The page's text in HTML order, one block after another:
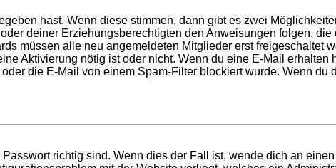
hast. Wenn diese stimmen, dann gibt es zwei
deiner Erziehungsberechtigten den Anweisungen folgen,
müssen alle neu angemeldeten Mitglieder erst freigeschaltet
Aktivierung nötig ist oder nicht. Wenn du eine E-Mail erhalten
die E-Mail von einem Spam-Filter blockiert wurde. Wenn du
richtig sind. Wenn dies der Fall ist, wende dich an